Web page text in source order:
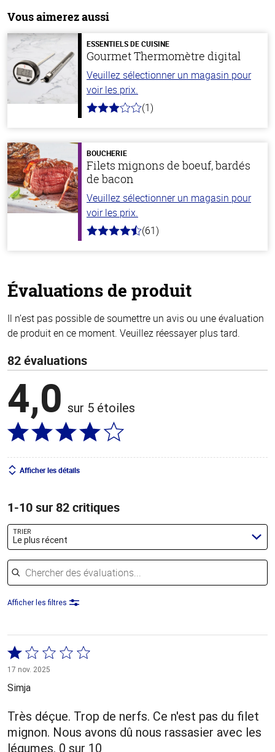
Vous aimerez aussi
ESSENTIELS DE CUISINE
Gourmet Thermomètre digital
Veuillez sélectionner un magasin pour
voir les prix.
3.0
stars
(1)
BOUCHERIE
Filets mignons de boeuf, bardés
de bacon
Veuillez sélectionner un magasin pour
voir les prix.
4.2
(61)
Évaluations de produit
Il n’est pas possible de soumettre un avis ou une évaluation
de produit en ce moment. Veuillez réessayer plus tard.
82 évaluations
4,0 sur 5 étoiles
Afficher les détails
1-10 sur 82 critiques
TRIER
Le plus récent
Chercher des évaluations
Afficher les filtres
Coté
1 sur
5
17 nov. 2025
Simja
Très déçue. Trop de nerfs. Ce n'est pas du filet
mignon. Nous avons dû nous rassasier avec les
légumes. 0 sur 10